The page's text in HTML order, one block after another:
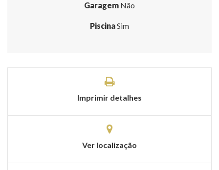
Garagem Não
PiscinaSim
Imprimir detalhes
Ver localização